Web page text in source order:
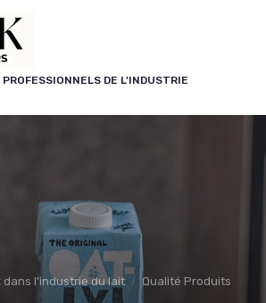
PROFESSIONNELS DE L'INDUSTRIE
dans l'industrie du lait Qualité Produits